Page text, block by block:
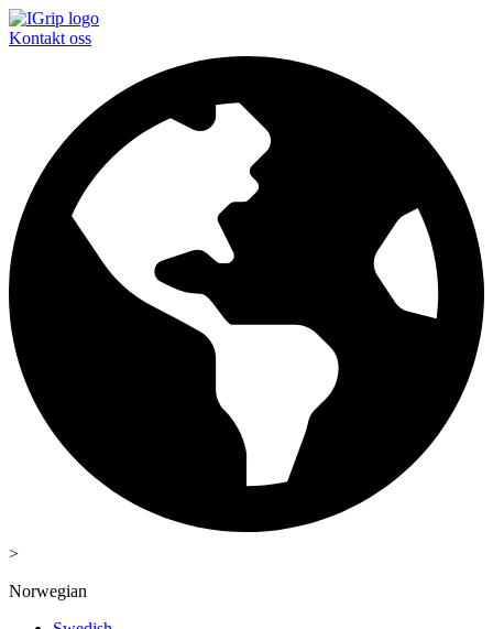
Kontakt oss
>
Norwegian